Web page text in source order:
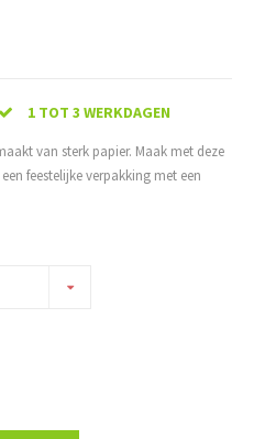
1 TOT 3 WERKDAGEN
van sterk papier. Maak met deze
feestelijke verpakking met een